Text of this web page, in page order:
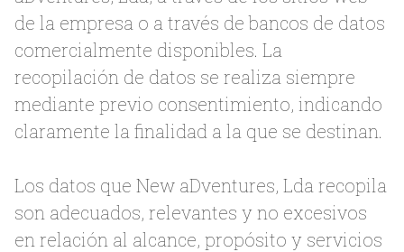
de la empresa o a través de bancos de datos
comercialmente disponibles. La
recopilación de datos se realiza siempre
mediante previo consentimiento, indicando
claramente la finalidad a la que se destinan.
Los datos que New aDventures, Lda recopila
son adecuados, relevantes y no excesivos
en relación al alcance, propósito y servicios